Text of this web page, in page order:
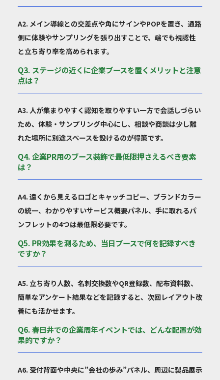
A2. メイン導線との交差点や角にサインやPOPを置き、通路
側に体験やサンプリングを張り出すことで、端でも視認性
と立ち寄り率を高められます。
Q3. ステージの近くに企業ブースを置くメリットと注意
点は？
A3. 人が集まりやすく認知を取りやすい一方で会話しづらい
ため、体験・サンプリング中心にし、相談や商談は少し離
れた場所に別途スペースを設けるのが得策です。
Q4. 企業PR用のブース装飾で最低限押さえるべき要素
は？
A4. 遠くから見えるロゴとキャッチコピー、ブランドカラー
の統一、わかりやすいサービス概要パネル、手に取れるパ
ンフレットの4つは最低限必要です。
Q5. PR効果を測るため、当日ブースで何を記録すべき
ですか？
A5. 立ち寄り人数、名刺交換数やQR登録数、配布資料数、
簡単なアンケート結果などを記録すると、次回レイアウト改
善にも活かせます。
Q6. 春日井での企業周年イベントでは、どんな配置が効
果的ですか？
A6. 受付背面や中央に”会社の歩み”パネル、周辺に製品展示